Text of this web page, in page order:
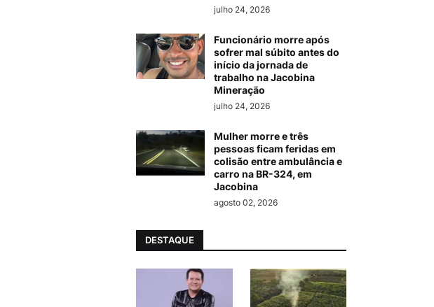
julho 24, 2026
Funcionário morre após
sofrer mal súbito antes do
início da jornada de
trabalho na Jacobina
Mineração
julho 24, 2026
Mulher morre e três
pessoas ficam feridas em
colisão entre ambulância e
carro na BR-324, em
Jacobina
agosto 02, 2026
DESTAQUE